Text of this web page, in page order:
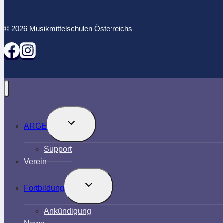
© 2026 Musikmittelschulen Österreichs
ARGE
Untermenü
umschalten
Support
Verein
Fortbildung
Untermenü
umschalten
Ankündigung